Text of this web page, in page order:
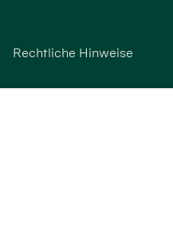
Rechtliche Hinweise